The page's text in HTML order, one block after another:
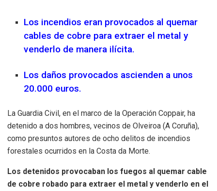
Los incendios eran provocados al quemar
cables de cobre para extraer el metal y
venderlo de manera ilícita.
Los daños provocados ascienden a unos
20.000 euros.
La Guardia Civil, en el marco de la Operación Coppair, ha
detenido a dos hombres, vecinos de Olveiroa (A Coruña),
como presuntos autores de ocho delitos de incendios
forestales ocurridos en la Costa da Morte.
Los detenidos provocaban los fuegos al quemar cable
de cobre robado para extraer el metal y venderlo en el